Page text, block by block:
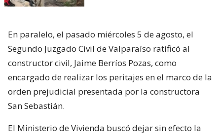
En paralelo, el pasado miércoles 5 de agosto, el
Segundo Juzgado Civil de Valparaíso ratificó al
constructor civil, Jaime Berríos Pozas, como
encargado de realizar los peritajes en el marco de la
orden prejudicial presentada por la constructora
San Sebastián.
El Ministerio de Vivienda buscó dejar sin efecto la